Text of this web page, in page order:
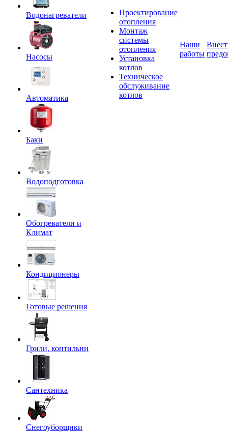
Водонагреватели
Насосы
Автоматика
Баки
Водоподготовка
Обогреватели и
Климат
Кондиционеры
Готовые решения
Грили, коптильни
Сантехника
Снегоуборщики
Проектирование
отопления
Монтаж
системы
отопления
Установка
котлов
Техническое
обслуживание
котлов
Наши
работы